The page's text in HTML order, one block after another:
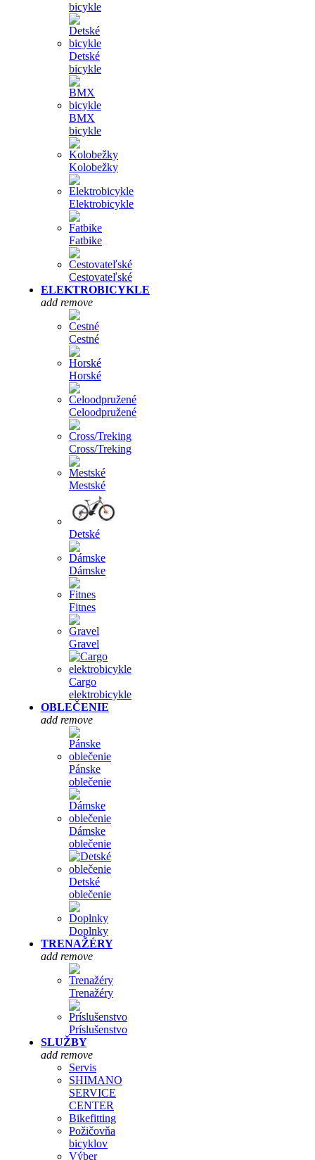
bicykle
Detské
bicykle
BMX
bicykle
Kolobežky
Elektrobicykle
Fatbike
Cestovateľské
ELEKTROBICYKLE
add remove
Cestné
Horské
Celoodpružené
Cross/Treking
Mestské
Detské
Dámske
Fitnes
Gravel
Cargo
elektrobicykle
OBLEČENIE
add remove
Pánske
oblečenie
Dámske
oblečenie
Detské
oblečenie
Doplnky
TRENAŽÉRY
add remove
Trenažéry
Príslušenstvo
SLUŽBY
add remove
Servis
SHIMANO
SERVICE
CENTER
Bikefitting
Požičovňa
bicyklov
Výber